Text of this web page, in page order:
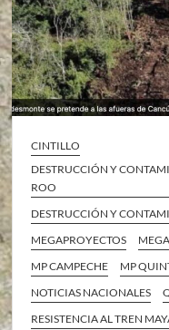
CINTILLO
DESTRUCCIÓN Y
ROO
DESTRUCCIÓN Y
MEGAPROYECTOS
MP CAMPECHE
MP
NOTICIAS NACIONALES
RESISTENCIA AL TREN